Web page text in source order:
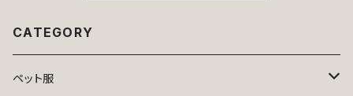
CATEGORY
ペット服